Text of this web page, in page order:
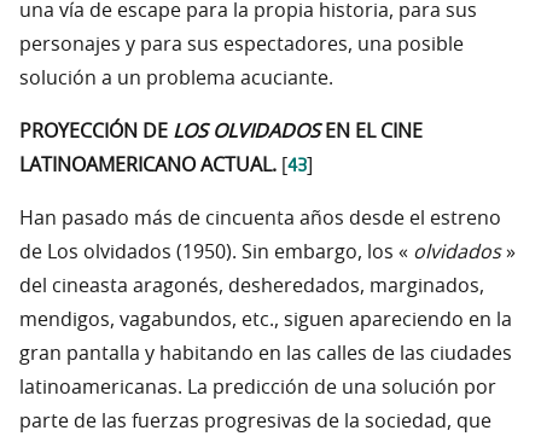
una vía de escape para la propia historia, para sus
personajes y para sus espectadores, una posible
solución a un problema acuciante.
PROYECCIÓN DE LOS OLVIDADOSEN EL CINE
LATINOAMERICANO ACTUAL. 43
Han pasado más de cincuenta años desde el estreno
de Los olvidados (1950). Sin embargo, los « olvidados»
del cineasta aragonés, desheredados, marginados,
mendigos, vagabundos, etc., siguen apareciendo en la
gran pantalla y habitando en las calles de las ciudades
latinoamericanas. La predicción de una solución por
parte de las fuerzas progresivas de la sociedad, que